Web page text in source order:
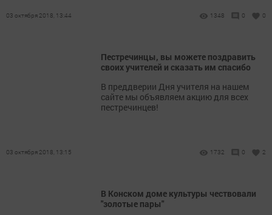
03 октября 2018, 13:44 1348 0 0
Пестречинцы, вы можете поздравить
своих учителей и сказать им спасибо
В преддверии Дня учителя на нашем
сайте мы объявляем акцию для всех
пестречинцев!
03 октября 2018, 13:15 1732 0 2
В Конском доме культуры чествовали
"золотые пары"